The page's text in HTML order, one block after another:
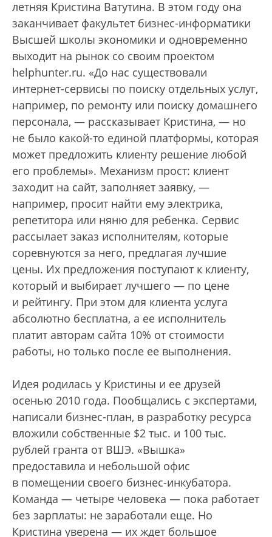
летняя Кристина Ватутина. В этом году она
заканчивает факультет бизнес-информатики
Высшей школы экономики и одновременно
выходит на рынок со своим проектом
helphunter.ru. «До нас существовали
интернет-сервисы по поиску отдельных услуг,
например, по ремонту или поиску домашнего
персонала, — рассказывает Кристина, — но
не было какой-то единой платформы, которая
может предложить клиенту решение любой
его проблемы». Механизм прост: клиент
заходит на сайт, заполняет заявку, —
например, просит найти ему электрика,
репетитора или няню для ребенка. Сервис
рассылает заказ исполнителям, которые
соревнуются за него, предлагая лучшие
цены. Их предложения поступают к клиенту,
который и выбирает лучшего — по цене
и рейтингу. При этом для клиента услуга
абсолютно бесплатна, а ее исполнитель
платит авторам сайта 10% от стоимости
работы, но только после ее выполнения.
Идея родилась у Кристины и ее друзей
осенью 2010 года. Пообщались с экспертами,
написали бизнес-план, в разработку ресурса
вложили собственные $2 тыс. и 100 тыс.
рублей гранта от ВШЭ. «Вышка»
предоставила и небольшой офис
в помещении своего бизнес-инкубатора.
Команда — четыре человека — пока работает
без зарплаты: не заработали еще. Но
Кристина уверена — их ждет большое